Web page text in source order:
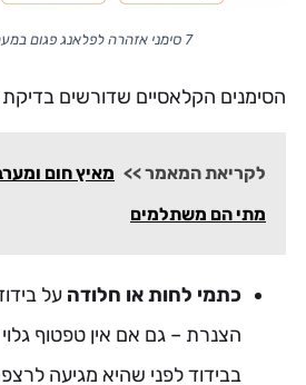
7 סימני אזהרה לפלאנג פגום במערכת סולארית
הסימנים הקלאסיים שדורשים בדיקת
לקריאת המאמר >> מאיץ חום
מתי הם משתלמים
כתמי לחות או חלודה על
הצנרת – גם אם אין טפטוף
בבידוד לפני שהיא מגיעה